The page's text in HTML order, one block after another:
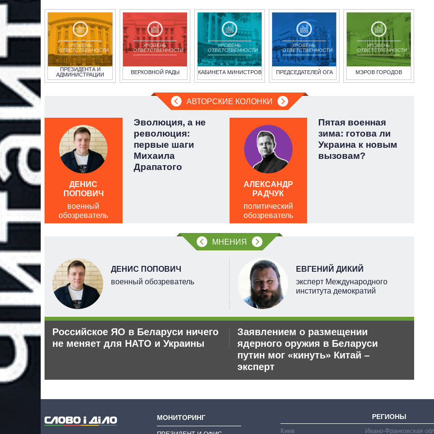
УРОВЕНЬ
ОТВЕТСТВЕННОСТИ
ПРЕЗИДЕНТА И
АДМИНИСТРАЦИИ
УРОВЕНЬ
ОТВЕТСТВЕННОСТИ
ВЕРХОВНОЙ РАДЫ
УРОВЕНЬ
ОТВЕТСТВЕННОСТИ
КАБИНЕТА МИНИСТРОВ
УРОВЕНЬ
ОТВЕТСТВЕННОСТИ
ПРЕДСЕДАТЕЛЕЙ ОГА
УРОВЕНЬ
ОТВЕТСТВЕННОСТИ
МЭРОВ ГОРОДОВ
АВТОРСКИЕ КОЛОНКИ
Эволюция, а не
революция:
первые шаги
Михаила
Драпатого
ДЕНИС
ПОПОВИЧ
военный
обозреватель
Пятая военная
зима: готова ли
Украина к новым
вызовам?
АЛЕКСАНДР
РАДЧУК
политический
обозреватель
МНЕНИЯ
рф –
ДЕНИС ПОПОВИЧ
военный обозреватель
Российское ЯО в Беларуси ничего
не меняет для НАТО и Украины
ЕВГЕНИЙ ДИКИЙ
эксперт Международного
института демократий
Заявлением о размещении
ядерного оружия в Беларуси
путин мог «кинуть» Китай –
эксперт
МОНИТОРИНГ РЕГИОНЫ
Киев Ивано-Франковская